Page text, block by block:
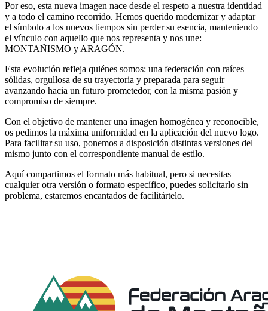
Por eso, esta nueva imagen nace desde el respeto a nuestra identidad
y a todo el camino recorrido. Hemos querido modernizar y adaptar
el símbolo a los nuevos tiempos sin perder su esencia, manteniendo
el vínculo con aquello que nos representa y nos une:
MONTAÑISMO y ARAGÓN.
Esta evolución refleja quiénes somos: una federación con raíces
sólidas, orgullosa de su trayectoria y preparada para seguir
avanzando hacia un futuro prometedor, con la misma pasión y
compromiso de siempre.
Con el objetivo de mantener una imagen homogénea y reconocible,
os pedimos la máxima uniformidad en la aplicación del nuevo logo.
Para facilitar su uso, ponemos a disposición distintas versiones del
mismo junto con el correspondiente manual de estilo.
Aquí compartimos el formato más habitual, pero si necesitas
cualquier otra versión o formato específico, puedes solicitarlo sin
problema, estaremos encantados de facilitártelo.